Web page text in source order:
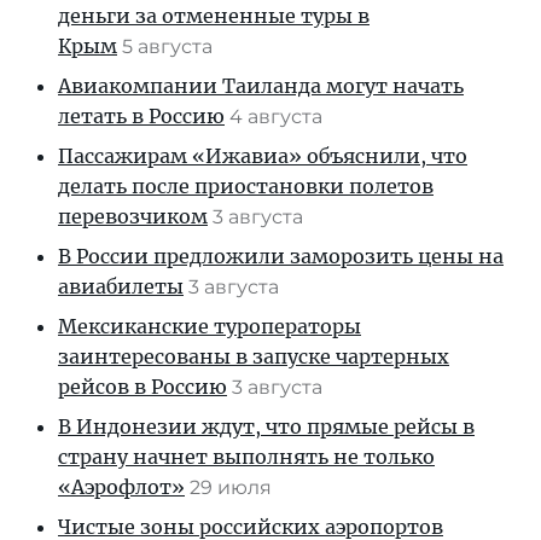
деньги за отмененные туры в
Крым 5 августа
Авиакомпании Таиланда могут начать
летать в Россию 4 августа
Пассажирам «Ижавиа» объяснили, что
делать после приостановки полетов
перевозчиком 3 августа
В России предложили заморозить цены на
авиабилеты 3 августа
Мексиканские туроператоры
заинтересованы в запуске чартерных
рейсов в Россию 3 августа
В Индонезии ждут, что прямые рейсы в
страну начнет выполнять не только
«Аэрофлот» 29 июля
Чистые зоны российских аэропортов